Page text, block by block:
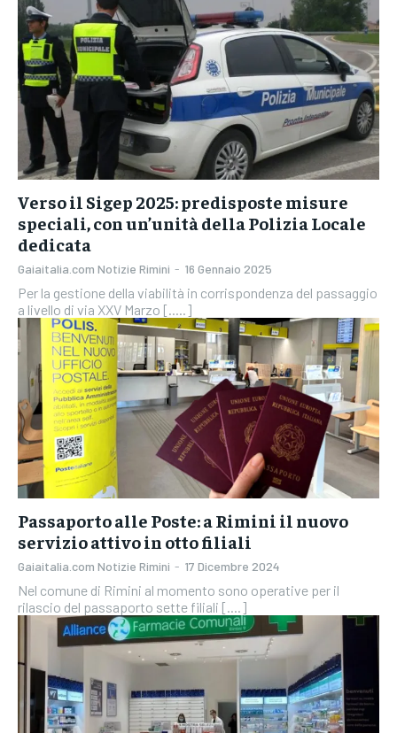
Verso il Sigep 2025: predisposte misure
speciali, con un’unità della Polizia Locale
dedicata
Gaiaitalia.com Notizie Rimini - 16 Gennaio 2025
Per la gestione della viabilità in corrispondenza del passaggio
a livello di via XXV Marzo [.....]
Passaporto alle Poste: a Rimini il nuovo
servizio attivo in otto filiali
Gaiaitalia.com Notizie Rimini - 17 Dicembre 2024
Nel comune di Rimini al momento sono operative per il
rilascio del passaporto sette filiali [....]